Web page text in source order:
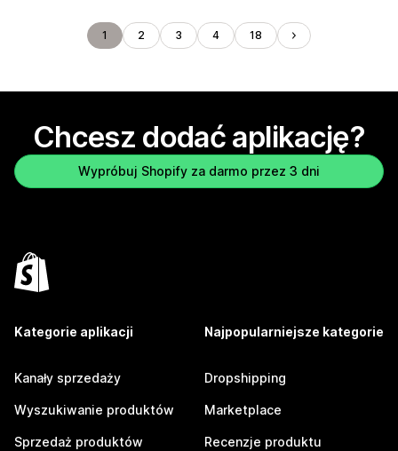
1 2 3 4 18
Chcesz dodać aplikację?
Wypróbuj Shopify za darmo przez 3 dni
Kategorie aplikacji
Kanały sprzedaży
Wyszukiwanie produktów
Sprzedaż produktów
Najpopularniejsze kategorie
Dropshipping
Marketplace
Recenzje produktu